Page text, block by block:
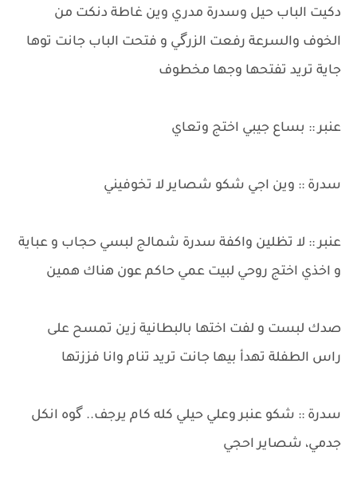
دكيت الباب حيل وسدرة مدري وين غاطة دنكت من
الخوف والسرعة رفعت الزرگي و فتحت الباب جانت توها
جاية تريد تفتحها وجها مخطوف
​عنبر :: بساع جيبي اختج وتعاي
​سدرة :: وين اجي شكو شصاير لا تخوفيني
​عنبر :: لا تظلين واكفة سدرة شمالج لبسي حجاب و عباية
و اخذي اختج روحي لبيت عمي حاكم عون هناك همين
صدك لبست و لفت اختها بالبطانية زين تمسح على
راس الطفلة تهدأ بيها جانت تريد تنام وانا فززتها
​سدرة :: شكو عنبر وعلي حيلي كله كام يرجف.. گوه انكل
جدمي، شصاير احجي